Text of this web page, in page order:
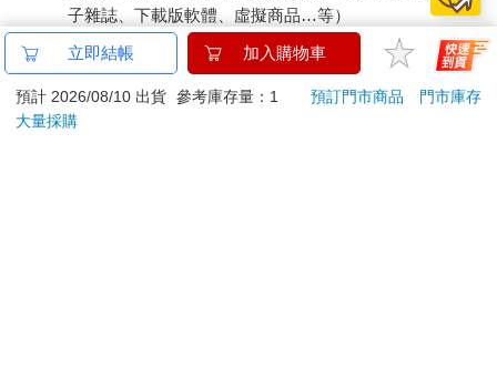
子雜誌、下載版軟體、虛擬商品…等）
已拆封之個人衛生用品。（如：內衣褲、刮鬍刀、除毛
若非上列種類商品，均享有到貨7天的猶豫期（含例假
日）。
立即結帳 加入購物車
預計 2026/08/10 出貨 參考庫存量：1 預訂門市商品
門市庫存
大量採購